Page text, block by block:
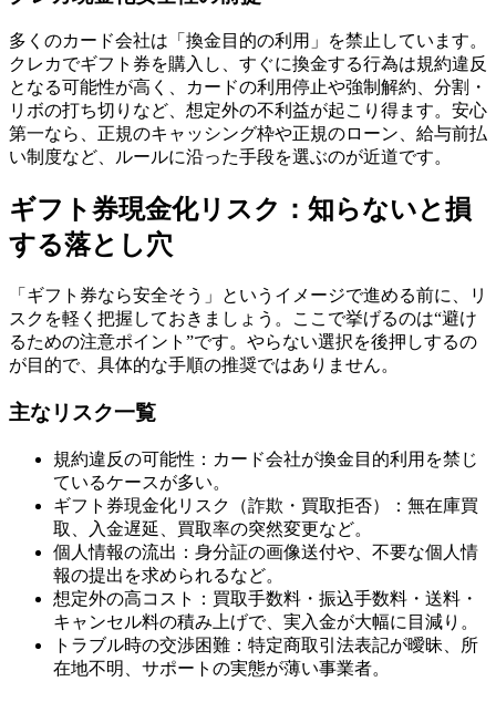
多くのカード会社は「換金目的の利用」を禁止しています。
クレカでギフト券を購入し、すぐに換金する行為は規約違反
となる可能性が高く、カードの利用停止や強制解約、分割・
リボの打ち切りなど、想定外の不利益が起こり得ます。安心
第一なら、正規のキャッシング枠や正規のローン、給与前払
い制度など、ルールに沿った手段を選ぶのが近道です。
ギフト券現金化リスク：知らないと損
する落とし穴
「ギフト券なら安全そう」というイメージで進める前に、リ
スクを軽く把握しておきましょう。ここで挙げるのは“避け
るための注意ポイント”です。やらない選択を後押しするの
が目的で、具体的な手順の推奨ではありません。
主なリスク一覧
規約違反の可能性：カード会社が換金目的利用を禁じ
ているケースが多い。
ギフト券現金化リスク（詐欺・買取拒否）：無在庫買
取、入金遅延、買取率の突然変更など。
個人情報の流出：身分証の画像送付や、不要な個人情
報の提出を求められるなど。
想定外の高コスト：買取手数料・振込手数料・送料・
キャンセル料の積み上げで、実入金が大幅に目減り。
トラブル時の交渉困難：特定商取引法表記が曖昧、所
在地不明、サポートの実態が薄い事業者。